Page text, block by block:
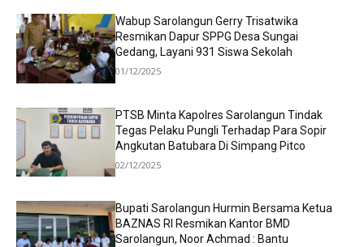
Wabup Sarolangun Gerry Trisatwika
Resmikan Dapur SPPG Desa Sungai
Gedang, Layani 931 Siswa Sekolah
01/12/2025
PTSB Minta Kapolres Sarolangun Tindak
Tegas Pelaku Pungli Terhadap Para Sopir
Angkutan Batubara Di Simpang Pitco
02/12/2025
Bupati Sarolangun Hurmin Bersama Ketua
BAZNAS RI Resmikan Kantor BMD
Sarolangun, Noor Achmad : Bantu